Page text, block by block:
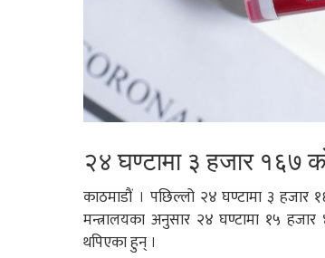
२४ घण्टामा ३ हजार १६७
काठमाडौं । पछिल्लो २४ घण्टामा ३ हजार
मन्त्रालयका अनुसार २४ घण्टामा १५ हजार
थपिएका हुन् ।